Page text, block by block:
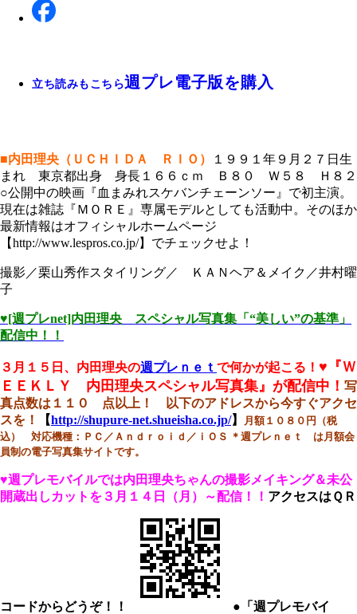
立ち読みもこちら週プレ電子版を購入
■内田理央（ＵＣＨＩＤＡ ＲＩＯ）
１９９１年９月２７日生
まれ 東京都出身 身長１６６ｃｍ Ｂ８０ Ｗ５８ Ｈ８２
○公開中の映画『血まみれスケバンチェーンソー』で初主演。
現在は雑誌『ＭＯＲＥ』専属モデルとしても活動中。そのほか
最新情報はオフィシャルホームページ
【http://www.lespros.co.jp/】でチェックせよ！
撮影／栗山秀作スタイリング／ ＫＡＮヘア＆メイク／井村曜
子
♥[週プレnet]内田理央 スペシャル写真集「“美しい”の基準」
配信中！！
３月１５日、内田理央の週プレｎｅｔ で何かが起こる！ ♥『Ｗ
ＥＥＫＬＹ 内田理央スペシャル写真集』が配信中！ 写
真点数は１１０ 点以上！ 以下のアドレスから今すぐアクセ
スを！
【http://shupure-net.shueisha.co.jp/】
月額１０８０円（税
込） 対応機種：ＰＣ／Ａｎｄｒｏｉｄ／ｉＯＳ ＊週プレｎｅｔ は月額会
員制の電子写真集サイトです。
♥週プレモバイルでは内田理央ちゃんの撮影メイキング＆未公
開蔵出しカットを ３月１４日（月）～配信！！ アクセスはＱＲ
コードからどうぞ！！
●「週プレモバイ